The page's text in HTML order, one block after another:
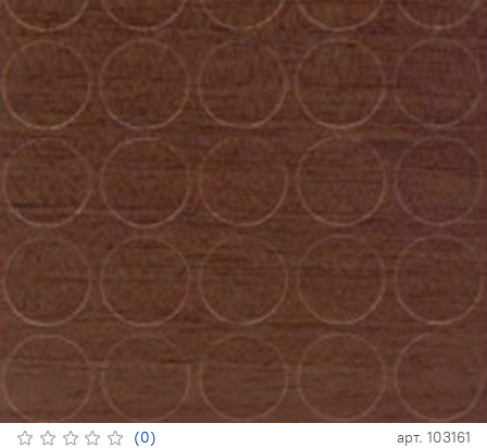
(0) арт. 103161